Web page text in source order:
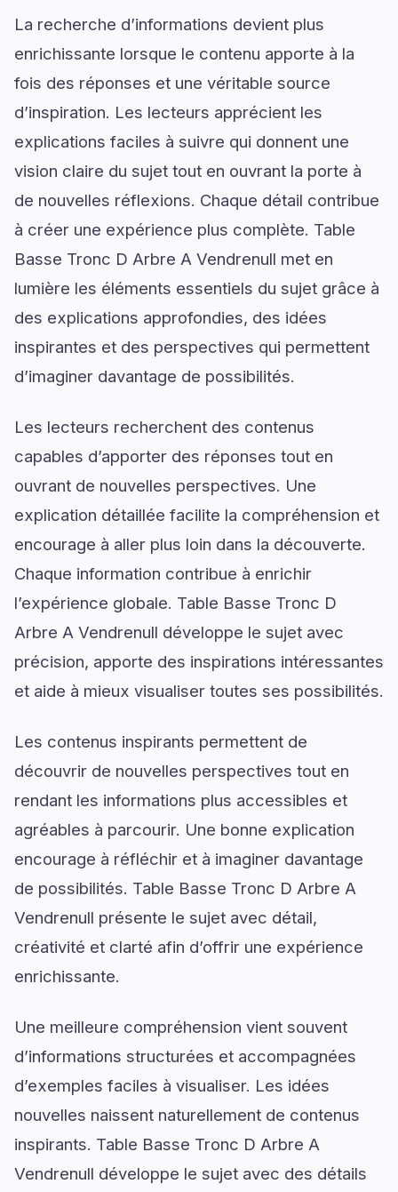
La recherche d’informations devient plus
enrichissante lorsque le contenu apporte à la
fois des réponses et une véritable source
d’inspiration. Les lecteurs apprécient les
explications faciles à suivre qui donnent une
vision claire du sujet tout en ouvrant la porte à
de nouvelles réflexions. Chaque détail contribue
à créer une expérience plus complète. Table
Basse Tronc D Arbre A Vendrenull met en
lumière les éléments essentiels du sujet grâce à
des explications approfondies, des idées
inspirantes et des perspectives qui permettent
d’imaginer davantage de possibilités.
Les lecteurs recherchent des contenus
capables d’apporter des réponses tout en
ouvrant de nouvelles perspectives. Une
explication détaillée facilite la compréhension et
encourage à aller plus loin dans la découverte.
Chaque information contribue à enrichir
l’expérience globale. Table Basse Tronc D
Arbre A Vendrenull développe le sujet avec
précision, apporte des inspirations intéressantes
et aide à mieux visualiser toutes ses possibilités.
Les contenus inspirants permettent de
découvrir de nouvelles perspectives tout en
rendant les informations plus accessibles et
agréables à parcourir. Une bonne explication
encourage à réfléchir et à imaginer davantage
de possibilités. Table Basse Tronc D Arbre A
Vendrenull présente le sujet avec détail,
créativité et clarté afin d’offrir une expérience
enrichissante.
Une meilleure compréhension vient souvent
d’informations structurées et accompagnées
d’exemples faciles à visualiser. Les idées
nouvelles naissent naturellement de contenus
inspirants. Table Basse Tronc D Arbre A
Vendrenull développe le sujet avec des détails